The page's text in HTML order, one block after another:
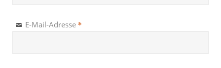
E-Mail-Adresse *